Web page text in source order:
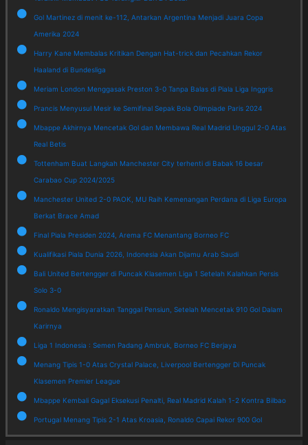
Gol Martinez di menit ke-112, Antarkan Argentina Menjadi Juara Copa
Amerika 2024
Harry Kane Membalas Kritikan Dengan Hat-trick dan Pecahkan Rekor
Haaland di Bundesliga
Meriam London Menggasak Preston 3-0 Tanpa Balas di Piala Liga Inggris
Prancis Menyusul Mesir ke Semifinal Sepak Bola Olimpiade Paris 2024
Mbappe Akhirnya Mencetak Gol dan Membawa Real Madrid Unggul 2-0 Atas
Real Betis
Tottenham Buat Langkah Manchester City terhenti di Babak 16 besar
Carabao Cup 2024/2025
Manchester United 2-0 PAOK, MU Raih Kemenangan Perdana di Liga Europa
Berkat Brace Amad
Final Piala Presiden 2024, Arema FC Menantang Borneo FC
Kualifikasi Piala Dunia 2026, Indonesia Akan Dijamu Arab Saudi
Bali United Bertengger di Puncak Klasemen Liga 1 Setelah Kalahkan Persis
Solo 3-0
Ronaldo Mengisyaratkan Tanggal Pensiun, Setelah Mencetak 910 Gol Dalam
Karirnya
Liga 1 Indonesia : Semen Padang Ambruk, Borneo FC Berjaya
Menang Tipis 1-0 Atas Crystal Palace, Liverpool Bertengger Di Puncak
Klasemen Premier League
Mbappe Kembali Gagal Eksekusi Penalti, Real Madrid Kalah 1-2 Kontra Bilbao
Portugal Menang Tipis 2-1 Atas Kroasia, Ronaldo Capai Rekor 900 Gol